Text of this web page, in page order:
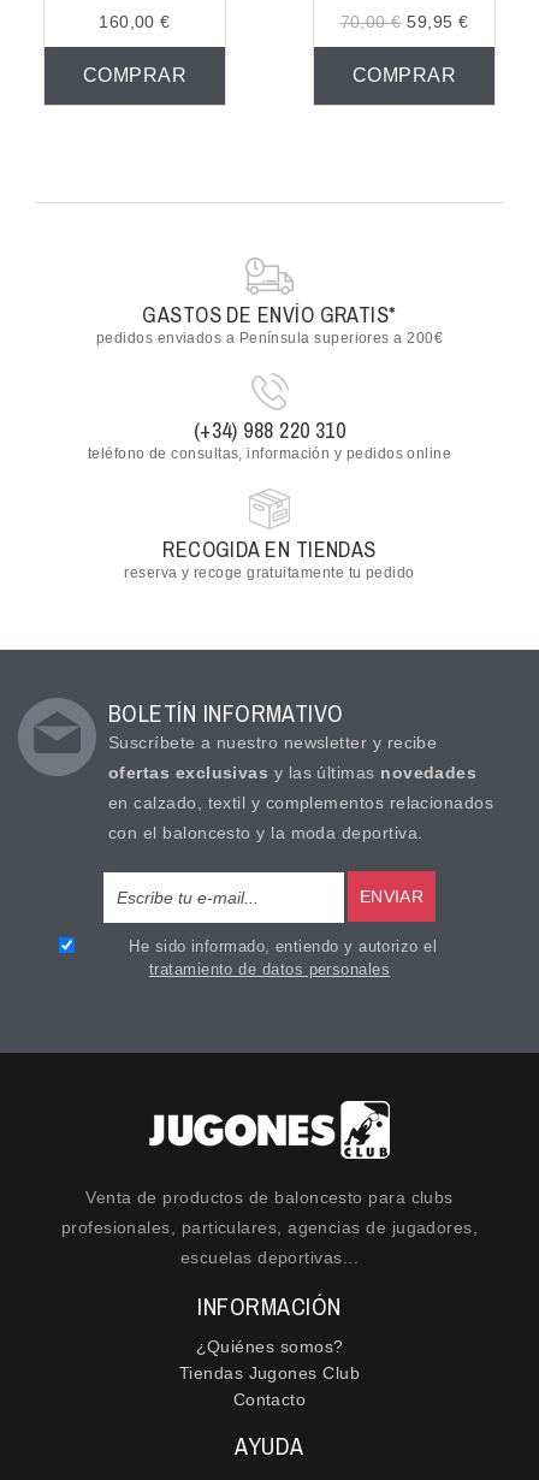
160,00 €
COMPRAR
70,00 €59,95 €
COMPRAR
GASTOS DE ENVÍO GRATIS*
pedidos enviados a Península superiores a 200€
(+34) 988 220 310
teléfono de consultas, información y pedidos online
RECOGIDA EN TIENDAS
reserva y recoge gratuitamente tu pedido
BOLETÍN INFORMATIVO
Suscríbete a nuestro newsletter y recibe
ofertas exclusivas y las últimas novedades
en calzado, textil y complementos relacionados
con el baloncesto y la moda deportiva.
ENVIAR
He sido informado, entiendo y autorizo el
tratamiento de datos personales
Venta de productos de baloncesto para clubs
profesionales, particulares, agencias de jugadores,
escuelas deportivas...
INFORMACIÓN
¿Quiénes somos?
Tiendas Jugones Club
Contacto
AYUDA